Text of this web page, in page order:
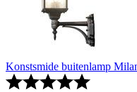
Konstsmide buitenlamp